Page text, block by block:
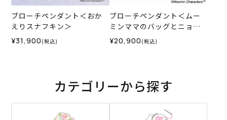
ブローチペンダント＜おか
えりスナフキン＞
¥31,900 (税込)
ブローチペンダント＜ムー
ミンママのバッグとニョロ
ニョロ＞
¥20,900 (税込)
カテゴリーから探す